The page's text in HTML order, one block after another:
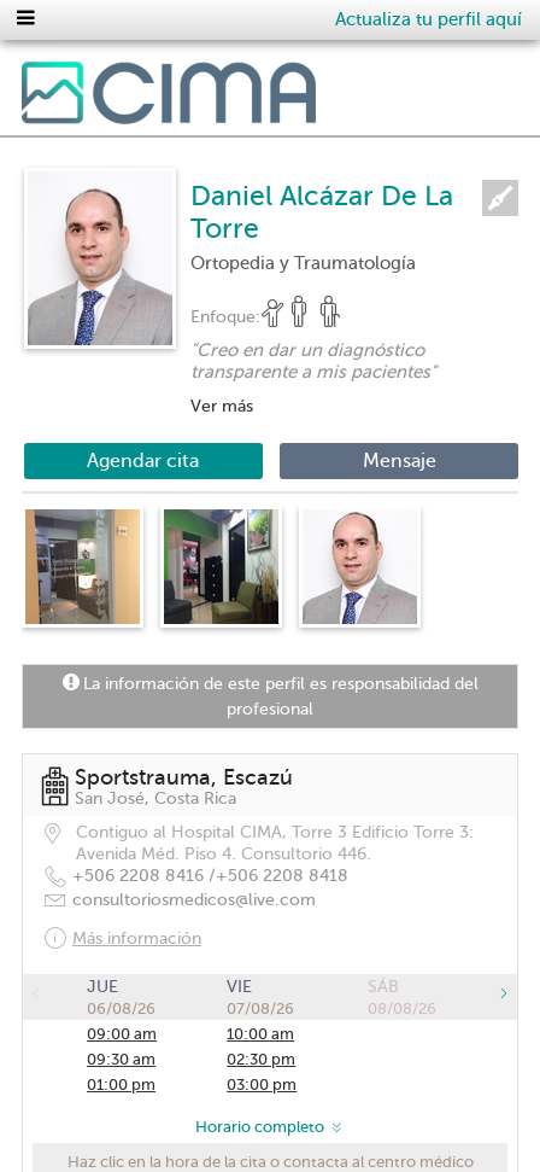
Actualiza tu perfil aquí
Daniel Alcázar De La
Torre
Ortopedia y Traumatología
Enfoque:
"Creo en dar un diagnóstico
transparente a mis pacientes"
Ver más
Agendar cita Mensaje
La información de este perfil es responsabilidad del
profesional
Sportstrauma, Escazú
San José, Costa Rica
Contiguo al Hospital CIMA, Torre 3 Edificio Torre 3:
Avenida Méd. Piso 4. Consultorio 446.
+506 2208 8416 /+506 2208 8418
consultoriosmedicos@live.com
Más información
JUE
06/08/26
09:00 am
09:30 am
01:00 pm
02:30 pm
VIE
07/08/26
10:00 am
02:30 pm
03:00 pm
SÁB
08/08/26
Horario completo
Haz clic en la hora de la cita o contacta al centro médico